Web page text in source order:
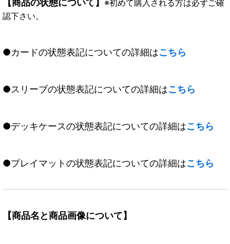
※初めて購入される方は必ずご確
認下さい。
●カードの状態表記についての詳細はこちら
●スリーブの状態表記についての詳細はこちら
●デッキケースの状態表記についての詳細はこちら
●プレイマットの状態表記についての詳細はこちら
【商品名と商品画像について】